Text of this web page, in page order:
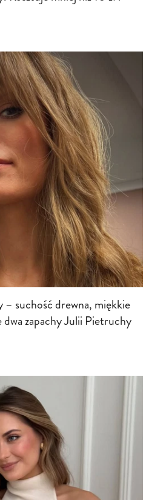
– suchość drewna, miękkie
zapachy Julii Pietruchy